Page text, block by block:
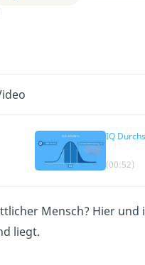
IQ
(00:52)
Mensch? Hier und
liegt.